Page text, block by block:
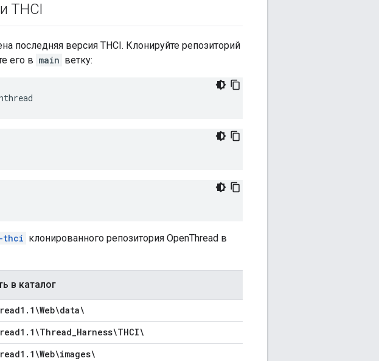
THCI
​​последняя версия THCI. Клонируйте репозиторий
его в main ветку:
thci клонированного репозитория OpenThread в
в каталог
. 1\Web\data\
. 1\Thread_Harness\THCI\
. 1\Web\images\